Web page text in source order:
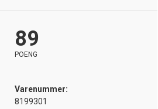
89
POENG
Varenummer:
8199301